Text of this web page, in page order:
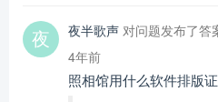
夜半歌声 对问题发布了答
4年前
照相馆用什么软件排版